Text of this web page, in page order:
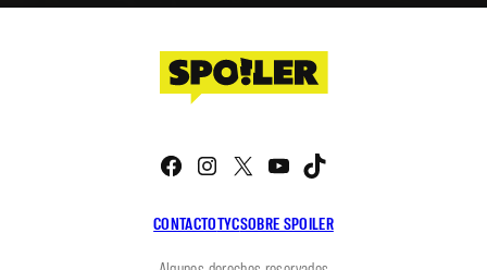
CONTACTOTYCSOBRE SPOILER
Facebook
Instagram
X YouTube